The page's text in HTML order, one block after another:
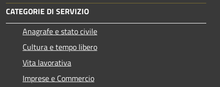
CATEGORIE DI SERVIZIO
Anagrafe e stato civile
Cultura e tempo libero
Vita lavorativa
Imprese e Commercio